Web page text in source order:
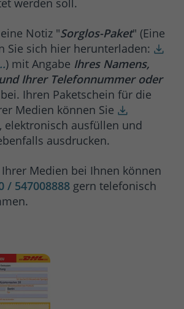
werden soll.
Notiz "Sorglos-Paket" (Eine
Sie sich hier herunterladen:
) mit Angabe Ihres Namens,
Ihrer Telefonnummer oder
bei. Ihren Paketschein für die
Medien können Sie
ausfüllen und
ausdrucken.
Medien bei Ihnen können
/ 547008888 gern telefonisch